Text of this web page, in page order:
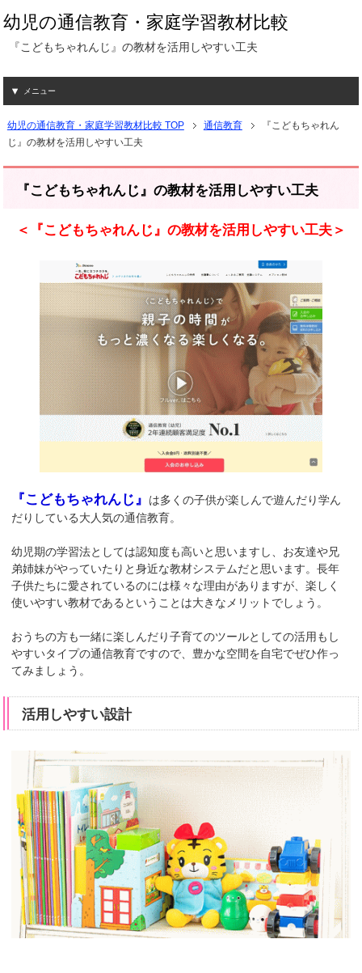
幼児の通信教育・家庭学習教材比較
『こどもちゃれんじ』の教材を活用しやすい工夫
メニュー
幼児の通信教育・家庭学習教材比較 TOP 通信教育
『こどもちゃれん
じ』の教材を活用しやすい工夫
『こどもちゃれんじ』の教材を活用しやすい工夫
＜『こどもちゃれんじ』の教材を活用しやすい工夫＞
『こどもちゃれんじ』
は多くの子供が楽しんで遊んだり学ん
だりしている大人気の通信教育。
幼児期の学習法としては認知度も高いと思いますし、お友達や兄
弟姉妹がやっていたりと身近な教材システムだと思います。長年
子供たちに愛されているのには様々な理由がありますが、楽しく
使いやすい教材であるということは大きなメリットでしょう。
おうちの方も一緒に楽しんだり子育てのツールとしての活用もし
やすいタイプの通信教育ですので、豊かな空間を自宅でぜひ作っ
てみましょう。
活用しやすい設計